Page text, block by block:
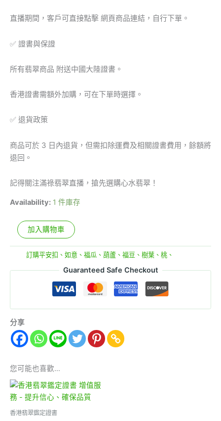
直播期間，客戶可直接點擊 網頁商品連結，自行下單。
✅ 證書與保證
所有翡翠商品 附送中國大陸證書。
香港證書需額外加購，可在下單時選擇。
✅ 退貨政策
商品可於 3 日內退貨，但需扣除運費及相關證書費用，餘額將
退回。
記得關注滿祿翡翠直播，搶先選購心水翡翠！
Availability: 1 件庫存
加入購物車
訂購平安扣、如意、福瓜、葫蘆、福豆、樹葉、桃、
Guaranteed Safe Checkout
分享
您可能也喜歡…
香港翡翠鑑定證書